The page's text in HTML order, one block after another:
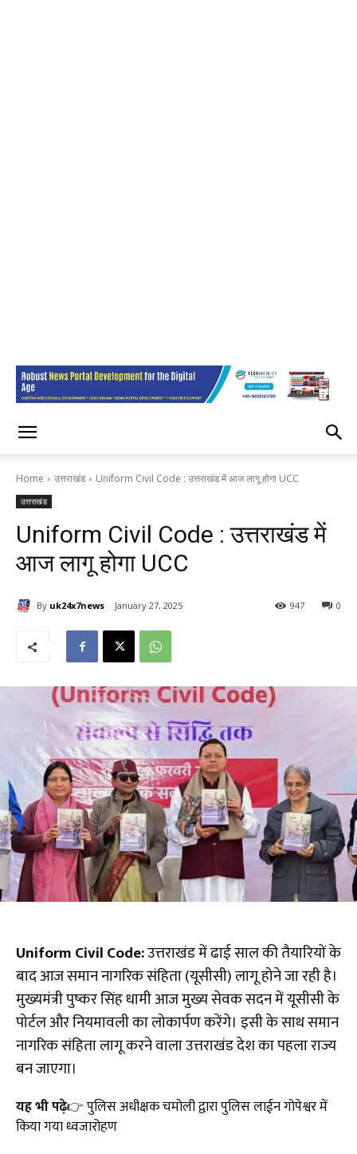
Home उत्तराखंड Uniform Civil Code : उत्तराखंड में आज लागू होगा UCC
उत्तराखंड
Uniform Civil Code : उत्तराखंड में
आज लागू होगा UCC
By uk24x7news January 27, 2025 0
947
Uniform Civil Code:उत्तराखंड में ढाई साल की तैयारियों के
बाद आज समान नागरिक संहिता (यूसीसी) लागू होने जा रही है।
मुख्यमंत्री पुष्कर सिंह धामी आज मुख्य सेवक सदन में यूसीसी के
पोर्टल और नियमावली का लोकार्पण करेंगे। इसी के साथ समान
नागरिक संहिता लागू करने वाला उत्तराखंड देश का पहला राज्य
बन जाएगा।
यह भी पढ़े👉पुलिस अधीक्षक चमोली द्वारा पुलिस लाईन गोपेश्वर में
किया गया ध्वजारोहण